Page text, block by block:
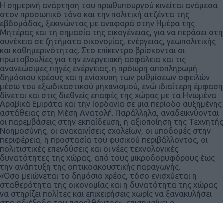
Η σημερινή ανάρτηση του πρωθυπουργού κινείται ανάμεσα
στον προσωπικό τόνο και την πολιτική ατζέντα της
εβδομάδας, ξεκινώντας με αναφορά στην Ημέρα της
Μητέρας και τη σημασία της οικογένειας, για να περάσει στη
συνέχεια σε ζητήματα οικονομίας, ενέργειας, γεωπολιτικής
και καθημερινότητας. Στο επίκεντρο βρίσκονται οι
πρωτοβουλίες για την ενεργειακή ασφάλεια και τις
ανανεώσιμες πηγές ενέργειας, η πρόωρη αποπληρωμή
δημόσιου χρέους και η ενίσχυση των ρυθμίσεων οφειλών
μέσω του εξωδικαστικού μηχανισμού, ενώ ιδιαίτερη έμφαση
δίνεται και στις διεθνείς επαφές της χώρας με τα Ηνωμένα
Αραβικά Εμιράτα και την Ιορδανία σε μια περίοδο αυξημένης
αστάθειας στη Μέση Ανατολή. Παράλληλα, αναδεικνύονται
οι παρεμβάσεις στην εκπαίδευση, η αξιοποίηση της Τεχνητής
Νοημοσύνης, οι ανακαινίσεις σχολείων, οι υποδομές στην
περιφέρεια, η προστασία του φυσικού περιβάλλοντος, οι
πολιτιστικές επενδύσεις και οι νέες τεχνολογικές
δυνατότητες της χώρας, από τους μικροδορυφόρους έως
την ανάπτυξη της οπτικοακουστικής παραγωγής.
«Όσο μειώνεται το δημόσιο χρέος, τόσο ενισχύεται η
σταθερότητα της οικονομίας και η δυνατότητα της χώρας
να στηρίζει πολίτες και επιχειρήσεις χωρίς να ξανακυλήσει